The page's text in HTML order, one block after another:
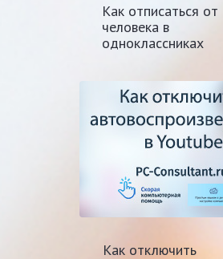
Как отписаться от
человека в
одноклассниках
Как отключить